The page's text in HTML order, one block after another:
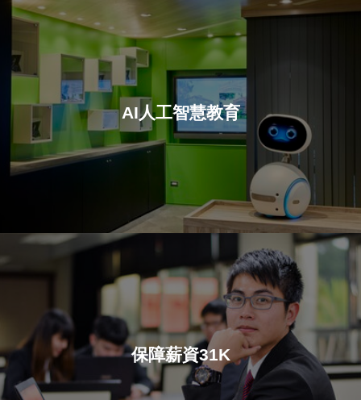
AI人工智慧教育
保障薪資31K